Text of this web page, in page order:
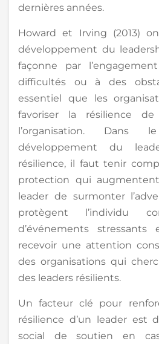
dernières années.
Howard et Irving (2013)
développement du
façonne par
difficultés ou à des
essentiel que les
favoriser la résilience
l’organisation.
développement du
résilience, il faut tenir
protection qui
leader de surmonter
protègent l’individu
d’événements
recevoir une attention
des organisations qui
des leaders résilients.
Un facteur clé pour
résilience d’un leader est
social de soutien en